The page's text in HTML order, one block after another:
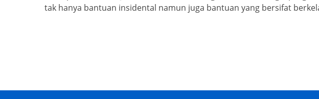
tak hanya bantuan insidental namun juga bantuan yang bersifat